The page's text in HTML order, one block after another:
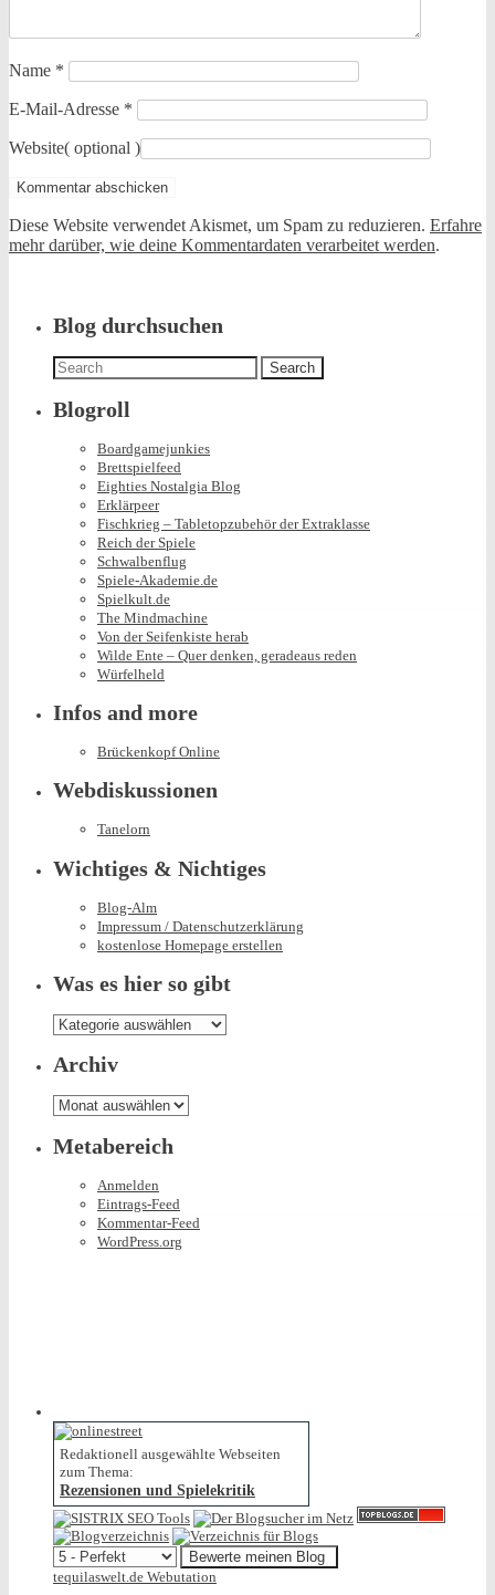
Name *
E-Mail-Adresse *
Website( optional )
Diese Website verwendet Akismet, um Spam zu reduzieren. Erfahre
mehr darüber, wie deine Kommentardaten verarbeitet werden.
Blog durchsuchen
Search
for:
Blogroll
Boardgamejunkies
Brettspielfeed
Eighties Nostalgia Blog
Erklärpeer
Fischkrieg – Tabletopzubehör der Extraklasse
Reich der Spiele
Schwalbenflug
Spiele-Akademie.de
Spielkult.de
The Mindmachine
Von der Seifenkiste herab
Wilde Ente – Quer denken, geradeaus reden
Würfelheld
Infos and more
Brückenkopf Online
Webdiskussionen
Tanelorn
Wichtiges & Nichtiges
Blog-Alm
Impressum / Datenschutzerklärung
kostenlose Homepage erstellen
Was es hier so gibt
Was
es
hier
so
gibt
Archiv
Archiv
Metabereich
Anmelden
Eintrags-Feed
Kommentar-Feed
WordPress.org
Redaktionell ausgewählte Webseiten
zum Thema:
Rezensionen und Spielekritik
tequilaswelt.de Webutation